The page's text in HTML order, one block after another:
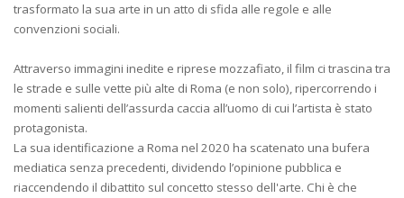
trasformato la sua arte in un atto di sfida alle regole e alle
convenzioni sociali.
Attraverso immagini inedite e riprese mozzafiato, il film ci trascina tra
le strade e sulle vette più alte di Roma (e non solo), ripercorrendo i
momenti salienti dell’assurda caccia all’uomo di cui l’artista è stato
protagonista.
La sua identificazione a Roma nel 2020 ha scatenato una bufera
mediatica senza precedenti, dividendo l’opinione pubblica e
riaccendendo il dibattito sul concetto stesso dell'arte. Chi è che